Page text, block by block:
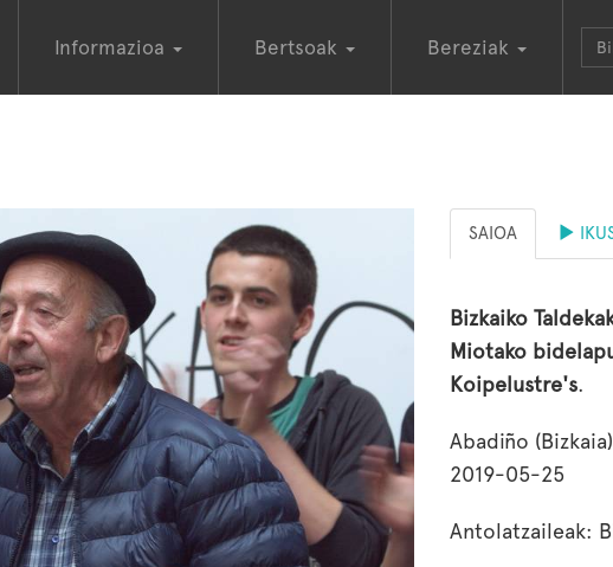
Informazioa Bertsoak Bereziak
SAIOA
Bizkaiko
Miotako
Koipelustre's.
Abadiño (Bizkaia)
2019-05-25
Antolatzaileak: